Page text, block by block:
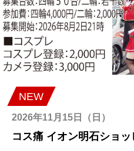
NEW
2026年11月15日（日）
コス痛 イオン明石ショ